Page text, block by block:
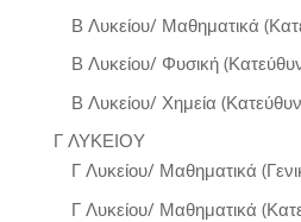
Β Λυκείου/ Μαθηματικά
Β Λυκείου/ Φυσική
Β Λυκείου/ Χημεία
Γ ΛΥΚΕΙΟΥ
Γ Λυκείου/ Μαθηματικά
Γ Λυκείου/ Μαθηματικά